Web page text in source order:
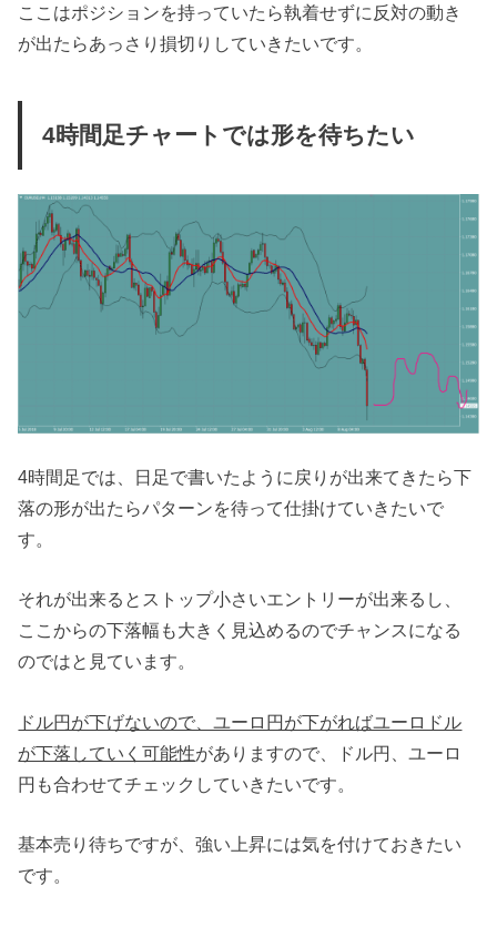
ここはポジションを持っていたら執着せずに反対の動き
が出たらあっさり損切りしていきたいです。
4時間足チャートでは形を待ちたい
4時間足では、日足で書いたように戻りが出来てきたら下
落の形が出たらパターンを待って仕掛けていきたいで
す。
それが出来るとストップ小さいエントリーが出来るし、
ここからの下落幅も大きく見込めるのでチャンスになる
のではと見ています。
ドル円が下げないので、ユーロ円が下がればユーロドル
が下落していく可能性がありますので、ドル円、ユーロ
円も合わせてチェックしていきたいです。
基本売り待ちですが、強い上昇には気を付けておきたい
です。